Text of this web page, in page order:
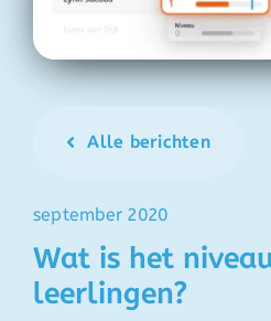
Alle berichten
september 2020
Wat is het
leerlingen?